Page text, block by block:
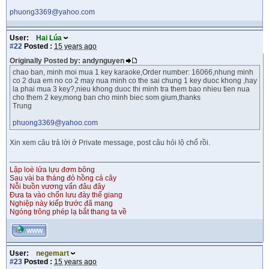
phuong3369@yahoo.com
User:
Hai Lúa
#22 Posted : 15 years ago
Originally Posted by: andynguyen
chao ban, minh moi mua 1 key karaoke,Order number: 16066,nhung minh
co 2 dua em no co 2 may nua minh co the sai chung 1 key duoc khong ,hay
la phai mua 3 key?,nieu khong duoc thi minh tra them bao nhieu tien nua
cho them 2 key,mong ban cho minh biec som gium,thanks
Trung
phuong3369@yahoo.com
Xin xem câu trả lời ở Private message, post câu hỏi lộ chổ rồi.
Lập loè lửa lựu đơm bông
Sau vài ba tháng đỏ hồng cả cây
Nỗi buồn vương vấn đâu đây
Đưa ta vào chốn lưu đày thế giang
Nghiệp này kiếp trước đã mang
Ngóng trông phép lạ bắt thang ta về
WWW
User:
negemart
#23 Posted : 15 years ago